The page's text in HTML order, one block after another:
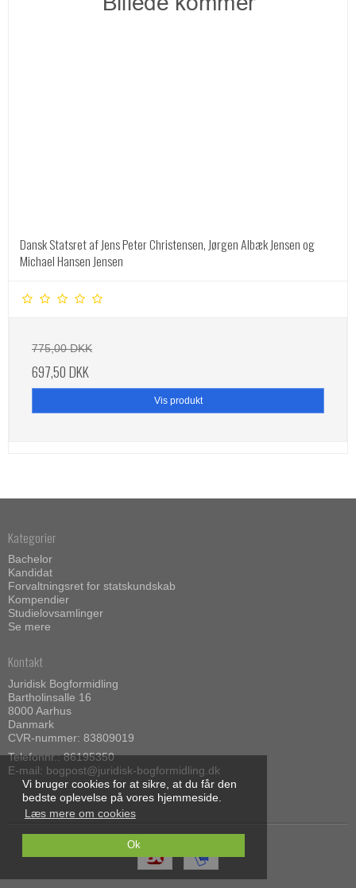
Vi bruger cookies for at sikre, at du får den
bedste oplevelse på vores hjemmeside.
Læs mere om cookies
Ok
Dansk Statsret af Jens Peter Christensen, Jørgen Albæk Jensen og
Michael Hansen Jensen
775,00 DKK
697,50 DKK
Vis produkt
Kategorier
Bachelor
Kandidat
Forvaltningsret for statskundskab
Kompendier
Studielovsamlinger
Se mere
Kontakt
Juridisk Bogformidling
Bartholinsalle 16
8000 Aarhus
Danmark
CVR-nummer: 83809019
Telefonnr.:86195350
E-mail: bogpost@juridisk-bogformidling.dk